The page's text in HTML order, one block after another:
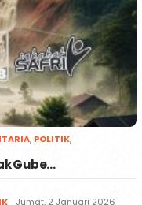
, POLITIK,
Gube…
Jumat, 2 Januari 2026